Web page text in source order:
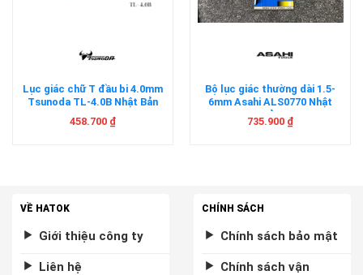
Lục giác chữ T đầu bi 4.0mm
Tsunoda TL-4.0B Nhật Bản
458.700 ₫
Bộ lục giác thường dài 1.5-
6mm Asahi ALS0770 Nhật
Bản
735.900 ₫
VỀ HATOK
Giới thiệu công ty
Liên hệ
CHÍNH SÁCH
Chính sách bảo mật
Chính sách vận